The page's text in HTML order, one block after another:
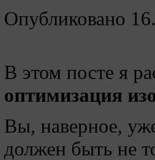
Опубликовано
В этом посте я
оптимизация
Вы, наверное,
должен быть не